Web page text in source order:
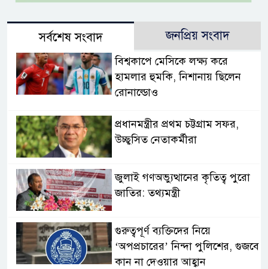
সর্বশেষ সংবাদ জনপ্রিয় সংবাদ
বিশ্বকাপে মেসিকে লক্ষ্য করে
হামলার হুমকি, নিশানায় ছিলেন
রোনাল্ডোও
প্রধানমন্ত্রীর প্রথম চট্টগ্রাম সফর,
উচ্ছ্বসিত নেতাকর্মীরা
জুলাই গণঅভ্যুত্থানের কৃতিত্ব পুরো
জাতির: তথ্যমন্ত্রী
গুরুত্বপূর্ণ ব্যক্তিদের নিয়ে
‘অপপ্রচারের’ নিন্দা পুলিশের, গুজবে
কান না দেওয়ার আহ্বান